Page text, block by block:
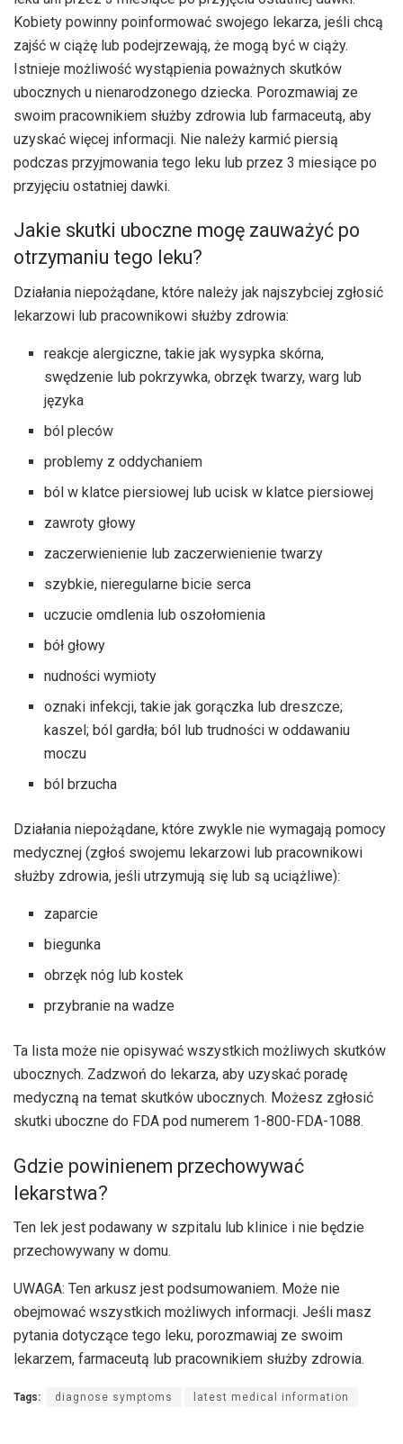
Kobiety powinny poinformować swojego lekarza, jeśli chcą
zajść w ciążę lub podejrzewają, że mogą być w ciąży.
Istnieje możliwość wystąpienia poważnych skutków
ubocznych u nienarodzonego dziecka. Porozmawiaj ze
swoim pracownikiem służby zdrowia lub farmaceutą, aby
uzyskać więcej informacji. Nie należy karmić piersią
podczas przyjmowania tego leku lub przez 3 miesiące po
przyjęciu ostatniej dawki.
Jakie skutki uboczne mogę zauważyć po
otrzymaniu tego leku?
Działania niepożądane, które należy jak najszybciej zgłosić
lekarzowi lub pracownikowi służby zdrowia:
reakcje alergiczne, takie jak wysypka skórna,
swędzenie lub pokrzywka, obrzęk twarzy, warg lub
języka
ból pleców
problemy z oddychaniem
ból w klatce piersiowej lub ucisk w klatce piersiowej
zawroty głowy
zaczerwienienie lub zaczerwienienie twarzy
szybkie, nieregularne bicie serca
uczucie omdlenia lub oszołomienia
bół głowy
nudności wymioty
oznaki infekcji, takie jak gorączka lub dreszcze;
kaszel; ból gardła; ból lub trudności w oddawaniu
moczu
ból brzucha
Działania niepożądane, które zwykle nie wymagają pomocy
medycznej (zgłoś swojemu lekarzowi lub pracownikowi
służby zdrowia, jeśli utrzymują się lub są uciążliwe):
zaparcie
biegunka
obrzęk nóg lub kostek
przybranie na wadze
Ta lista może nie opisywać wszystkich możliwych skutków
ubocznych. Zadzwoń do lekarza, aby uzyskać poradę
medyczną na temat skutków ubocznych. Możesz zgłosić
skutki uboczne do FDA pod numerem 1-800-FDA-1088.
Gdzie powinienem przechowywać
lekarstwa?
Ten lek jest podawany w szpitalu lub klinice i nie będzie
przechowywany w domu.
UWAGA: Ten arkusz jest podsumowaniem. Może nie
obejmować wszystkich możliwych informacji. Jeśli masz
pytania dotyczące tego leku, porozmawiaj ze swoim
lekarzem, farmaceutą lub pracownikiem służby zdrowia.
Tags: diagnose symptoms latest medical information